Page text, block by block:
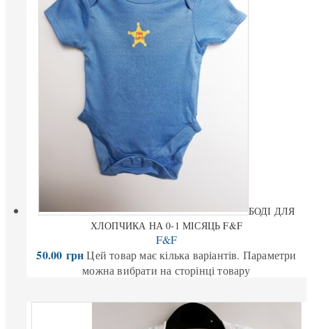
БОДІ ДЛЯ
ХЛОПЧИКА НА 0-1 МІСЯЦЬ F&F
F&F
50.00 грн Цей товар має кілька варіантів. Параметри
можна вибрати на сторінці товару